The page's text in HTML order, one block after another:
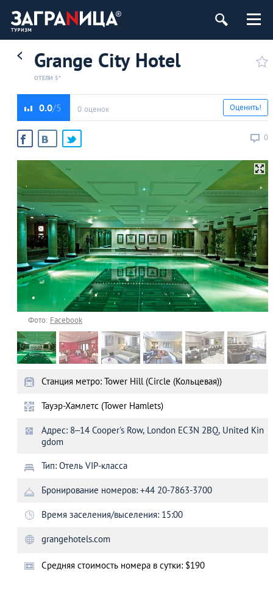
Grange City Hotel
ОТЕЛИ 5*
0.0 0 оценок
0
Оценить!
Фото: Facebook
Станция метро: Tower Hill (Circle (Кольцевая))
Тауэр-Хамлетс (Tower Hamlets)
Адрес: 8–14 Cooper's Row, London EC3N 2BQ, United Kin
gdom
Тип: Отель VIP-класса
Бронирование номеров: +44 20-7863-3700
Время заселения/выселения: 15:00
grangehotels.com
Cредняя стоимость номера в сутки: $190